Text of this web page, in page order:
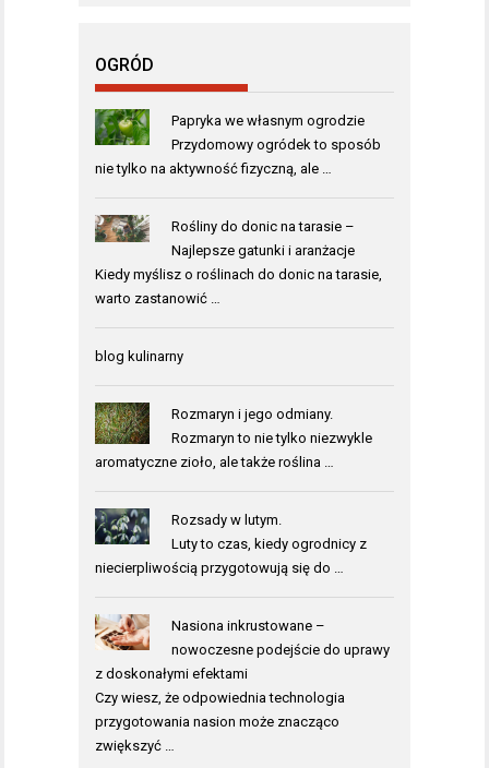
OGRÓD
Papryka we własnym ogrodzie
Przydomowy ogródek to sposób
nie tylko na aktywność fizyczną, ale …
Rośliny do donic na tarasie –
Najlepsze gatunki i aranżacje
Kiedy myślisz o roślinach do donic na tarasie,
warto zastanowić …
blog kulinarny
Rozmaryn i jego odmiany.
Rozmaryn to nie tylko niezwykle
aromatyczne zioło, ale także roślina …
Rozsady w lutym.
Luty to czas, kiedy ogrodnicy z
niecierpliwością przygotowują się do …
Nasiona inkrustowane –
nowoczesne podejście do uprawy
z doskonałymi efektami
Czy wiesz, że odpowiednia technologia
przygotowania nasion może znacząco
zwiększyć …